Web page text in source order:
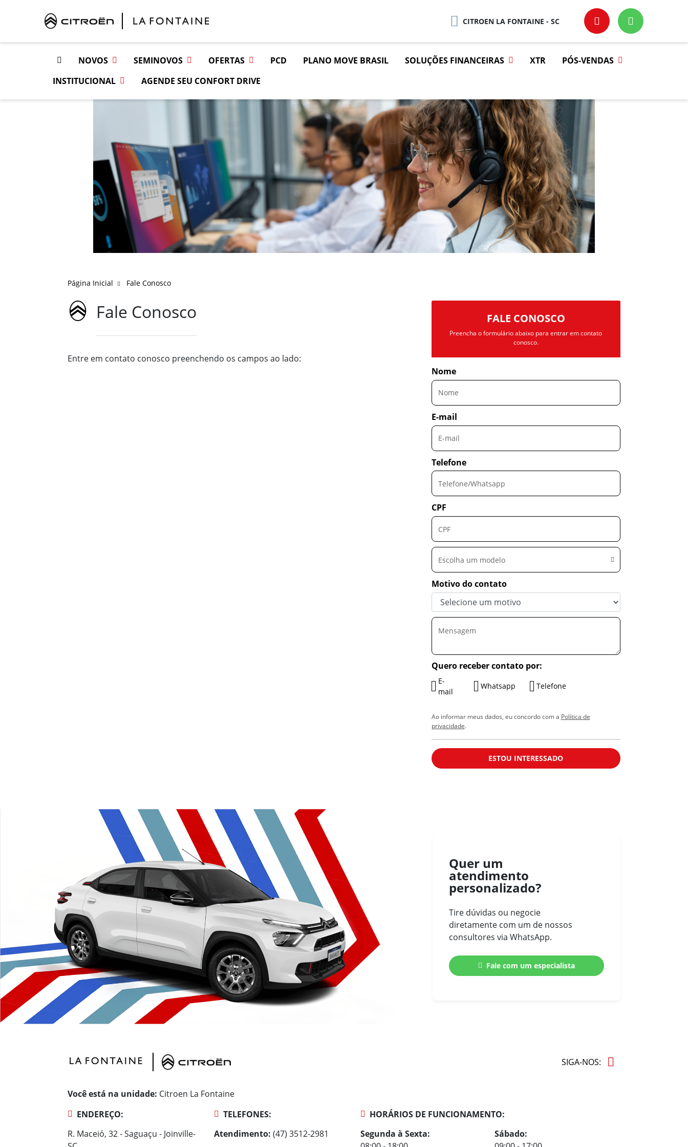
CITROEN LA FONTAINE - SC
NOVOS SEMINOVOS OFERTAS PCD PLANO MOVE BRASIL SOLUÇÕES FINANCEIRAS XTR
PÓS-VENDAS
INSTITUCIONAL
AGENDE SEU CONFORT DRIVE
Página Inicial Fale Conosco
Fale Conosco
Entre em contato conosco preenchendo os campos ao lado:
FALE CONOSCO
Preencha o formulário abaixo para entrar em contato
conosco.
Nome
E-mail
Telefone
CPF
Escolha um modelo
Motivo do contato
Quero receber contato por:
E-
mail
Whatsapp Telefone
Ao informar meus dados, eu concordo com a Política de
privacidade.
ESTOU INTERESSADO
Quer um
atendimento
personalizado?
Tire dúvidas ou negocie
diretamente com um de nossos
consultores via WhatsApp.
Fale com um especialista
SIGA-NOS:
Você está na unidade: Citroen La Fontaine
ENDEREÇO:
R. Maceió, 32 - Saguaçu - Joinville-
TELEFONES:
Atendimento: (47) 3512-2981
HORÁRIOS DE FUNCIONAMENTO:
Segunda à Sexta:
Sábado: